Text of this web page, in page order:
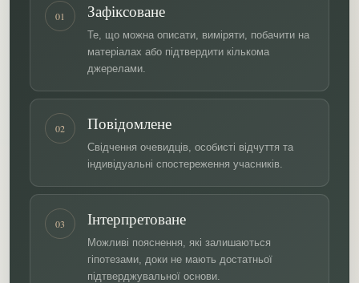
01 Зафіксоване
Те, що можна описати, виміряти, побачити на
матеріалах або підтвердити кількома
джерелами.
02 Повідомлене
Свідчення очевидців, особисті відчуття та
індивідуальні спостереження учасників.
03 Інтерпретоване
Можливі пояснення, які залишаються
гіпотезами, доки не мають достатньої
підтверджувальної основи.